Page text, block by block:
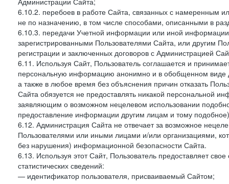
6.10.2. перебоев в работе Сайта, связанных с намеренным
не по назначению, в том числе способами, описанными в
6.10.3. передачи Учетной информации или иной
зарегистрированными Пользователями Сайта, или другим
регистрации и заключенных договоров с Администрацией
6.11. Используя Сайт, Пользователь соглашается и
персональную информацию анонимно и в обобщенном виде
а также в любое время без объяснения причин отказать
Сайта обязуется не предоставлять никакой персональной
заявляющим о возможном нецелевом использовании
предоставление информации другим лицам и тому
6.12. Администрация Сайта не отвечает за возможное
Пользователями или иными лицами и/или организациями,
без нарушения) информационной безопасности Сайта.
6.13. Используя этот Сайт, Пользователь предоставляет
статистических сведений:
— идентификатор пользователя, присваиваемый Сайтом;